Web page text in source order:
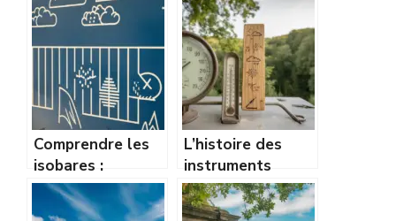
Comprendre les
isobares :
comment lire une
carte de pression
L’histoire des
instruments
météo : du
baromètre à